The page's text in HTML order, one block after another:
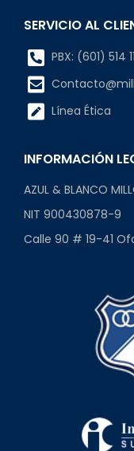
SERVICIO AL
PBX: (601) 514
Línea Ética
INFORMACIÓN
AZUL & BLANCO
NIT 900430878-9
Calle 90 # 19-41